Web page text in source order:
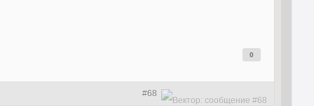
0
#68